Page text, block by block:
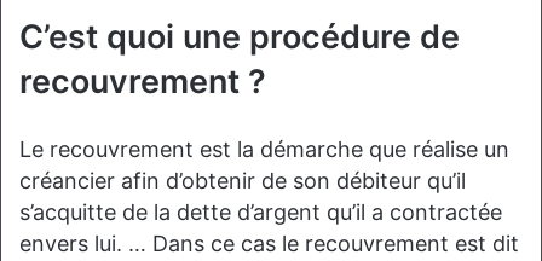
C’est quoi une procédure de
recouvrement ?
Le recouvrement est la démarche que réalise un
créancier afin d’obtenir de son débiteur qu’il
s’acquitte de la dette d’argent qu’il a contractée
envers lui. … Dans ce cas le recouvrement est dit